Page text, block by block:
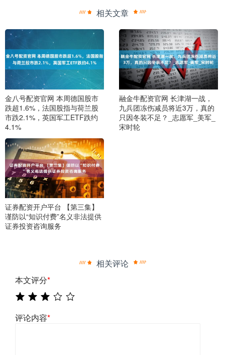
相关文章
金八号配资官网 本周德国股市
跌超1.6%，法国股指与荷兰股
市跌2.1%，英国军工ETF跌约
4.1%
融金牛配资官网 长津湖一战，
九兵团冻伤减员将近3万，真的
只因冬装不足？_志愿军_美军_
宋时轮
证券配资开户平台 【第三集】
谨防以“知识付费”名义非法提供
证券投资咨询服务
相关评论
本文评分*
评论内容*